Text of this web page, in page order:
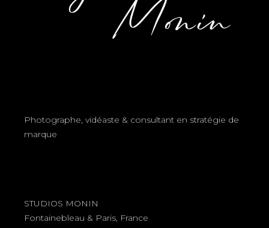
Photographe, vidéaste & consultant en stratégie de
marque
STUDIOS MONIN
Fontainebleau & Paris, France